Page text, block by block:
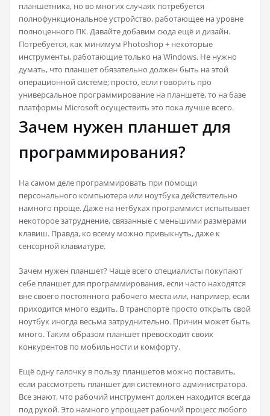
планшетника, но во многих случаях потребуется
полнофункциональное устройство, работающее на уровне
полноценного ПК. Давайте добавим сюда ещё и дизайн.
Потребуется, как минимум Photoshop + некоторые
инструменты, работающие только на Windows. Не нужно
думать, что планшет обязательно должен быть на этой
операционной системе; просто, если говорить про
универсальное программирование на планшете, то на базе
платформы Microsoft осуществить это пока лучше всего.
Зачем нужен планшет для
программирования?
На самом деле программировать при помощи
персонального компьютера или ноутбука действительно
намного проще. Даже на нетбуках программист испытывает
некоторое затруднение, связанные с меньшими размерами
клавиш. Правда, ко всему можно привыкнуть, даже к
сенсорной клавиатуре.
Зачем нужен планшет? Чаще всего специалисты покупают
себе планшет для программирования, если часто находятся
вне своего постоянного рабочего места или, например, если
приходится много ездить. В транспорте просто открыть свой
ноутбук иногда весьма затруднительно. Причин может быть
много. Таким образом планшет превосходит своих
конкурентов по мобильности и комфорту.
Ещё одну галочку в пользу планшетов можно поставить,
если рассмотреть планшет для системного администратора.
Все знают, что рабочий инструмент должен находится всегда
под рукой. Это намного упрощает рабочий процесс любого